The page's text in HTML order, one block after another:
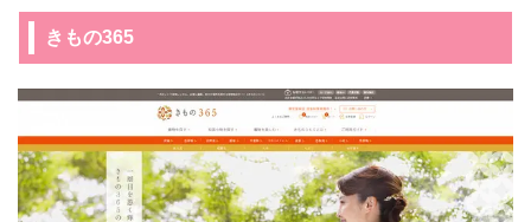
きもの365